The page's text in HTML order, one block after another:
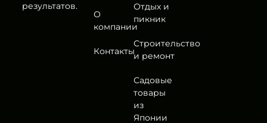
результатов.
О
компании
Контакты
Отдых и
пикник
Строительство
и ремонт
Садовые
товары
из
Японии